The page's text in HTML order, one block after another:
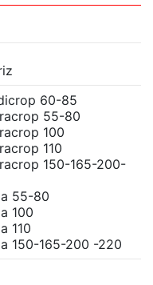
60-85
55-80
100
110
150-165-200-
55-80
100
110
150-165-200 -220